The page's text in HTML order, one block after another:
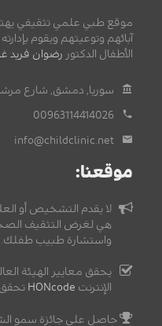
موقع طبي علمي تثقيفي
آبائهم وتوعيتهم ويقوم
الأطفال الدكتور رضوان فريد
سوريا, دمشق, شارع
00963114414026
info@childclinic.net
موقعنا:
لا يقدم التشخيص أو
هي لغرض التثقيف
واستشارة طبيب طفلك.
يحقق معايير الهيئة
الإنترنت HONcode
حاصل على جائزة سمو